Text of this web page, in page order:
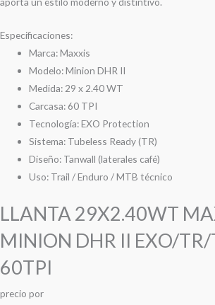
Especificaciones:
Marca: Maxxis
Modelo: Minion DHR II
Medida: 29 x 2.40 WT
Carcasa: 60 TPI
Tecnología: EXO Protection
Sistema: Tubeless Ready (TR)
Diseño: Tanwall (laterales café)
Uso: Trail / Enduro / MTB técnico
LLANTA 29X2.40WT
MINION DHR II EXO/
60TPI
precio por